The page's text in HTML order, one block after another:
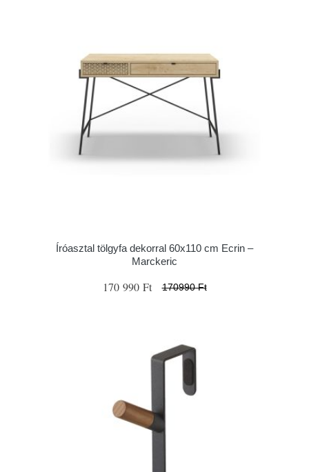
Íróasztal tölgyfa dekorral 60x110 cm Ecrin –
Marckeric
170 990 Ft 170990 Ft